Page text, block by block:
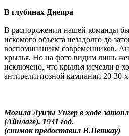
В глубинах Днепра
В распоряжении нашей команды
искомого объекта незадолго до
воспоминаниям современников,
крылья. Но на фото видим лишь
исключено, что крылья исчезли в
антирелигиозной кампании 20-30-
Могила Луизы Унгер в ходе
(Айнлаге). 1931 год.
(снимок предоставил В.Петкау)